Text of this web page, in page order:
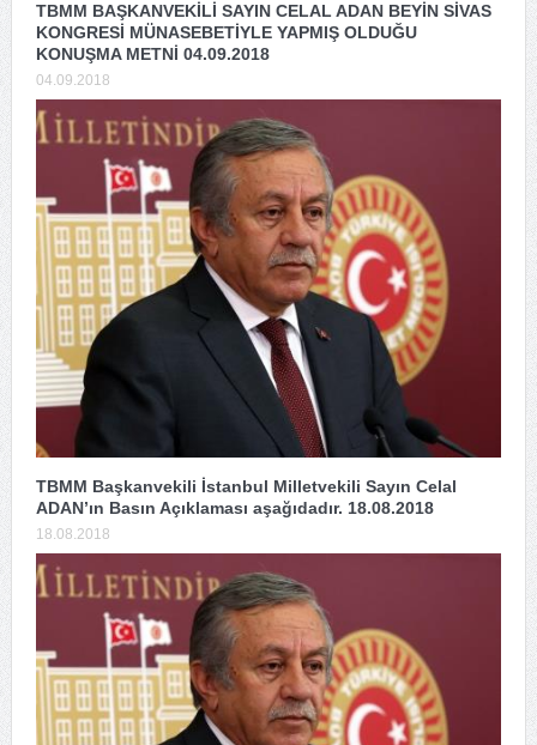
TBMM BAŞKANVEKİLİ SAYIN CELAL ADAN BEYİN SİVAS
KONGRESİ MÜNASEBETİYLE YAPMIŞ OLDUĞU
KONUŞMA METNİ 04.09.2018
04.09.2018
TBMM Başkanvekili İstanbul Milletvekili Sayın Celal
ADAN’ın Basın Açıklaması aşağıdadır. 18.08.2018
18.08.2018